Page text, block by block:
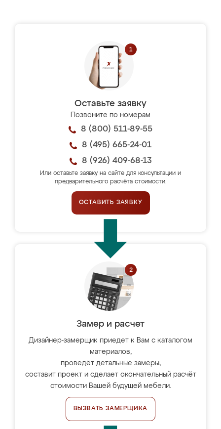
Оставьте заявку
Позвоните по номерам
8 (800) 511-89-55
8 (495) 665-24-01
8 (926) 409-68-13
Или оставьте заявку на сайте для консультации и
предварительного расчёта стоимости.
ОСТАВИТЬ ЗАЯВКУ
Замер и расчет
Дизайнер-замерщик приедет к Вам с каталогом
материалов,
проведёт детальные замеры,
составит проект и сделает окончательный расчёт
стоимости Вашей будущей мебели.
ВЫЗВАТЬ ЗАМЕРЩИКА